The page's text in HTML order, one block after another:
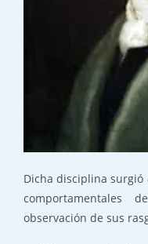
Dicha disciplina
comportamentales
observación de sus